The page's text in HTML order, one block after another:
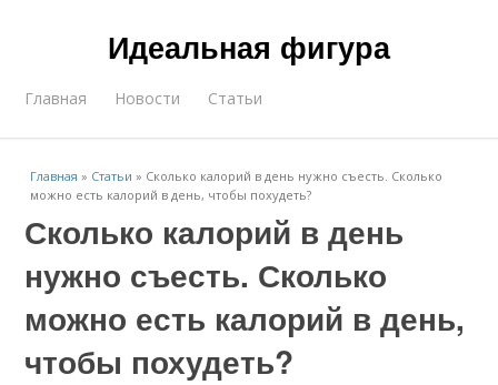
Идеальная фигура
Главная Новости Статьи
Главная » Статьи » Сколько калорий в день нужно съесть. Сколько
можно есть калорий в день, чтобы похудеть?
Сколько калорий в день
нужно съесть. Сколько
можно есть калорий в день,
чтобы похудеть?